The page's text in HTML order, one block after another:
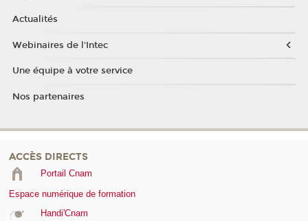
Actualités
Webinaires de l'Intec
Une équipe à votre service
Nos partenaires
ACCÈS DIRECTS
Portail Cnam
Espace numérique de formation
Handi'Cnam